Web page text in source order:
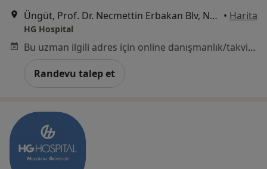
Üngüt, Prof. Dr. Necmettin Erbakan Blv, No:209, Onikişubat, Kahramanmaraş • Harita
HG Hospital
Bu uzman ilgili adres için online danışmanlık/takvim sunmuyor.
Randevu talep et